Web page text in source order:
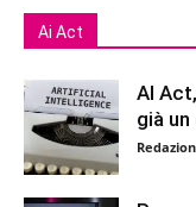
Ai Act
AI
già